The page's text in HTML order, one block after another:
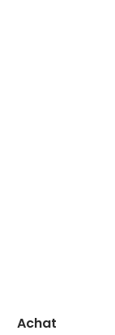
Achat